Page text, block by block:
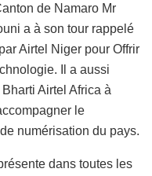
de Namaro Mr
a à son tour rappelé
Airtel Niger pour Offrir
Il a aussi
Airtel Africa à
le
numérisation du pays.
dans toutes les